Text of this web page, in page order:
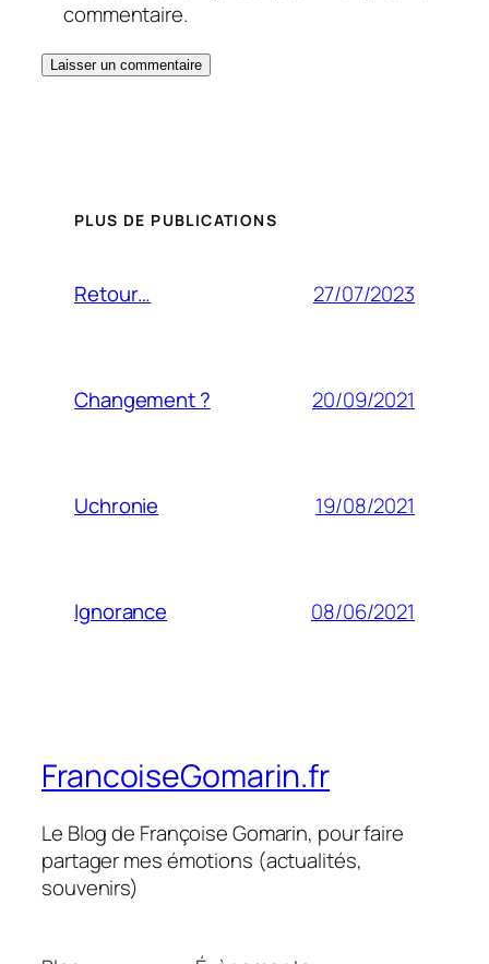
commentaire.
PLUS DE PUBLICATIONS
Retour… 27/07/2023
Changement ? 20/09/2021
Uchronie 19/08/2021
Ignorance 08/06/2021
FrancoiseGomarin.fr
Le Blog de Françoise Gomarin, pour faire
partager mes émotions (actualités,
souvenirs)